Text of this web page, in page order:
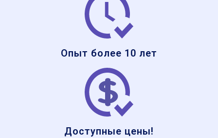
Опыт более 10 лет
Доступные цены!